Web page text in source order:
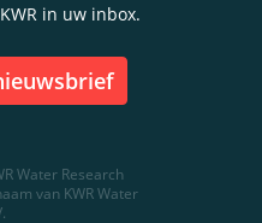
in uw inbox.
Water Research
van KWR Water